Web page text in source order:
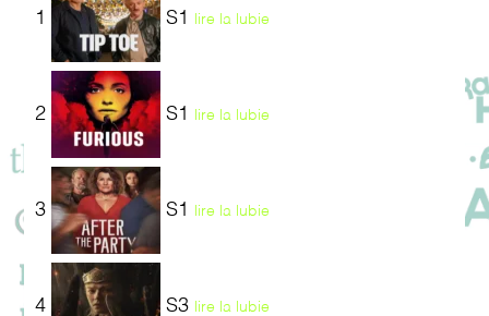
1 S1 lire la lubie
2 S1 lire la lubie
3 S1 lire la lubie
4 S3 lire la lubie